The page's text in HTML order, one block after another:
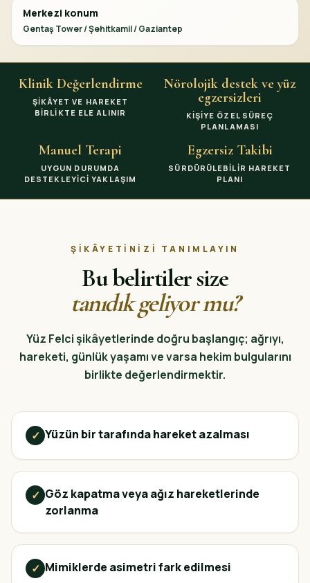
Merkezi konum
Gentaş Tower / Şehitkamil / Gaziantep
Klinik Değerlendirme
ŞIKÂYET VE HAREKET
BIRLIKTE ELE ALINIR
Nörolojik destek ve yüz
egzersizleri
KIŞIYE ÖZEL SÜREÇ
PLANLAMASI
Manuel Terapi
UYGUN DURUMDA
DESTEKLEYICI YAKLAŞIM
Egzersiz Takibi
SÜRDÜRÜLEBILIR HAREKET
PLANI
ŞIKÂYETINIZI TANIMLAYIN
Bu belirtiler size
tanıdık geliyor mu?
Yüz Felci şikâyetlerinde doğru başlangıç; ağrıyı,
hareketi, günlük yaşamı ve varsa hekim bulgularını
birlikte değerlendirmektir.
✓ Yüzün bir tarafında hareket azalması
✓ Göz kapatma veya ağız hareketlerinde
zorlanma
✓ Mimiklerde asimetri fark edilmesi